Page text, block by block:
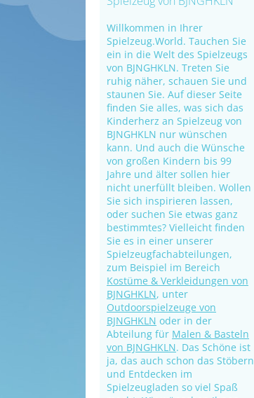
Willkommen in Ihrer
Spielzeug.World. Tauchen Sie
ein in die Welt des Spielzeugs
von BJNGHKLN. Treten Sie
ruhig näher, schauen Sie und
staunen Sie. Auf dieser Seite
finden Sie alles, was sich das
Kinderherz an Spielzeug von
BJNGHKLN nur wünschen
kann. Und auch die Wünsche
von großen Kindern bis 99
Jahre und älter sollen hier
nicht unerfüllt bleiben. Wollen
Sie sich inspirieren lassen,
oder suchen Sie etwas ganz
bestimmtes? Vielleicht finden
Sie es in einer unserer
Spielzeugfachabteilungen,
zum Beispiel im Bereich
Kostüme & Verkleidungen von
BJNGHKLN, unter
Outdoorspielzeuge von
BJNGHKLN oder in der
Abteilung für Malen & Basteln
von BJNGHKLN. Das Schöne ist
ja, das auch schon das Stöbern
und Entdecken im
Spielzeugladen so viel Spaß